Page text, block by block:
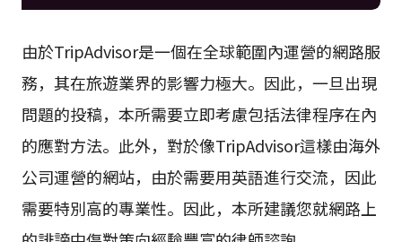
由於TripAdvisor是一個在全球範圍內運營的網路服
務，其在旅遊業界的影響力極大。因此，一旦出現
問題的投稿，本所需要立即考慮包括法律程序在內
的應對方法。此外，對於像TripAdvisor這樣由海外
公司運營的網站，由於需要用英語進行交流，因此
需要特別高的專業性。因此，本所建議您就網路上